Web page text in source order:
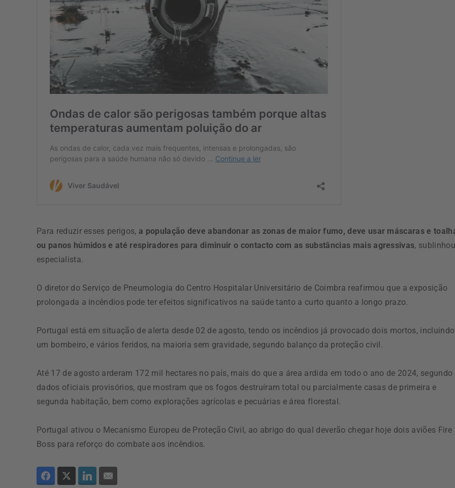
Para reduzir esses perigos, a população deve abandonar as zonas de maior fumo, deve usar máscaras e
ou panos húmidos e até respiradores para diminuir o contacto com as substâncias mais agressivas,
especialista.
O diretor do Serviço de Pneumologia do Centro Hospitalar Universitário de Coimbra reafirmou que a exposição
prolongada a incêndios pode ter efeitos significativos na saúde tanto a curto quanto a longo prazo.
Portugal está em situação de alerta desde 02 de agosto, tendo os incêndios já provocado dois mortos, incluindo
um bombeiro, e vários feridos, na maioria sem gravidade, segundo balanço da proteção civil.
Até 17 de agosto arderam 172 mil hectares no país, mais do que a área ardida em todo o ano de 2024, segundo
dados oficiais provisórios, que mostram que os fogos destruíram total ou parcialmente casas de primeira e
segunda habitação, bem como explorações agrícolas e pecuárias e área florestal.
Portugal ativou o Mecanismo Europeu de Proteção Civil, ao abrigo do qual deverão chegar hoje dois aviões Fire
Boss para reforço do combate aos incêndios.